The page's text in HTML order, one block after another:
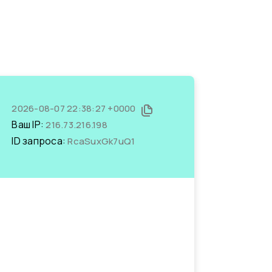
2026-08-07 22:38:27 +0000
Ваш IP:216.73.216.198
ID запроса:RcaSuxGk7uQ1